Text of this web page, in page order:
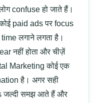
confuse हो जाते हैं।
paid ads पर focus
लगाने लगता है।
नहीं होता और चीज़ें
Marketing कोई एक
है। अगर सही
जल्दी समझ आते हैं और